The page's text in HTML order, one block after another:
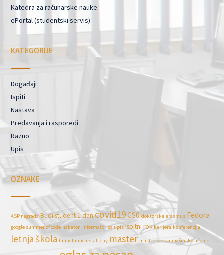
Katedra za računarske nauke
ePortal (studentski servis)
KATEGORIJE
Događaji
Ispiti
Nastava
Predavanja i rasporedi
Razno
Upis
OZNAKE
ASP nagrada Budi student 1 dancovid19CS0 doktorske erasmus Fedora
google summer of code hakaton informator za upis ispitni rok karijera konferencija
letnja škola linux linux install day master master radovi mašinsko učenje